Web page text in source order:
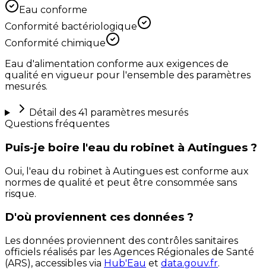
Eau conforme
Conformité bactériologique
Conformité chimique
Eau d'alimentation conforme aux exigences de
qualité en vigueur pour l'ensemble des paramètres
mesurés.
Détail des 41 paramètres mesurés
Questions fréquentes
Puis-je boire l'eau du robinet à Autingues ?
Oui, l'eau du robinet à Autingues est conforme aux
normes de qualité et peut être consommée sans
risque.
D'où proviennent ces données ?
Les données proviennent des contrôles sanitaires
officiels réalisés par les Agences Régionales de Santé
(ARS), accessibles via Hub'Eau et data.gouv.fr.